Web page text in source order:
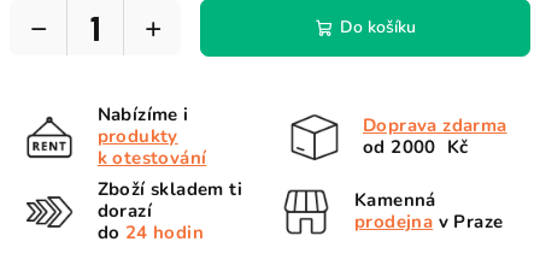
+
− Do košíku
Nabízíme i
produkty
k otestování
Doprava zdarma
od 2000 Kč
Zboží skladem ti
dorazí
do 24 hodin
Kamenná
prodejna v Praze